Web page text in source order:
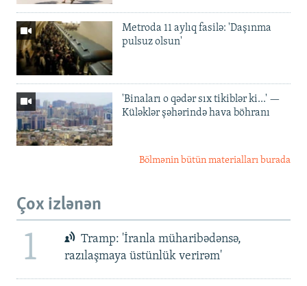
Metroda 11 aylıq fasilə: 'Daşınma
pulsuz olsun'
'Binaları o qədər sıx tikiblər ki...' —
Küləklər şəhərində hava böhranı
Bölmənin bütün materialları burada
Çox izlənən
1
Tramp: 'İranla müharibədənsə,
razılaşmaya üstünlük verirəm'